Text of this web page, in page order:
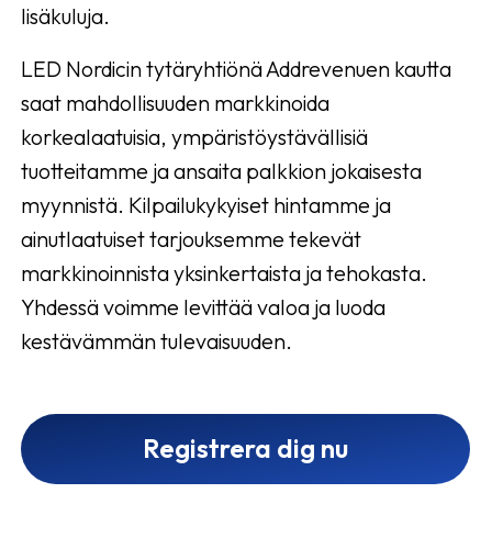
lisäkuluja.
LED Nordicin tytäryhtiönä Addrevenuen kautta
saat mahdollisuuden markkinoida
korkealaatuisia, ympäristöystävällisiä
tuotteitamme ja ansaita palkkion jokaisesta
myynnistä. Kilpailukykyiset hintamme ja
ainutlaatuiset tarjouksemme tekevät
markkinoinnista yksinkertaista ja tehokasta.
Yhdessä voimme levittää valoa ja luoda
kestävämmän tulevaisuuden.
Registrera dig nu